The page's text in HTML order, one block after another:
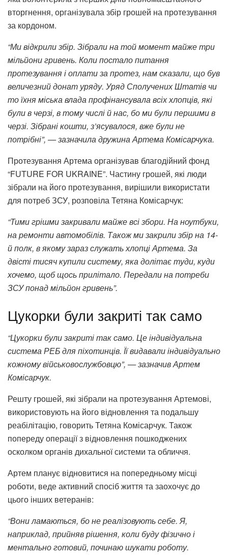
вторгнення, організувала збір грошей на протезування
за кордоном.
“Ми відкрили збір. Зібрали на той момент майже три
мільйони гривень. Коли постало питання
протезування і оплати за протез, нам сказали, що був
величезний донат уряду. Уряд Сполучених Штатів чи
то їхня міська влада профінансувала всіх хлопців, які
були в черзі, в тому числі й нас, бо ми були першими в
черзі. Зібрані кошти, з’ясувалося, вже були не
потрібні”, — зазначила дружина Артема Комісарчука.
Протезування Артема організував благодійний фонд
“FUTURE FOR UKRAINE”. Частину грошей, які люди
зібрали на його протезування, вирішили використати
для потреб ЗСУ, розповіла Тетяна Комісарчук:
“Тими грішми закривали майже всі збори. На ноутбуки,
на ремонти автомобілів. Також ми закрили збір на 14-
й полк, в якому зараз служать хлопці Артема. За
двісті тисяч купили систему, яка долітає туди, куди
хочемо, щоб щось прилітало. Передали на потреби
ЗСУ понад мільйон гривень”.
Цукорки були закриті так само
“Цукорки були закриті так само. Це індивідуальна
система РЕБ для піхотинців. Її видавали індивідуально
кожному військовослужбовцю”, — зазначив Артем
Комісарчук.
Решту грошей, які зібрали на протезування Артемові,
використовують на його відновлення та подальшу
реабілітацію, говорить Тетяна Комісарчук. Також
попереду операції з відновлення пошкоджених
осколком органів дихальної системи та обличчя.
Артем планує відновитися на попередньому місці
роботи, веде активний спосіб життя та заохочує до
цього інших ветеранів:
“Вони ламаються, бо не реалізовують себе. Я,
наприклад, прийняв рішення, коли буду фізично і
ментально готовий, починаю шукати роботу.